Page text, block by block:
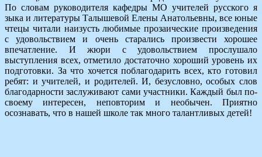
По словам руководителя кафедры МО учителей русского я
зыка и литературы Талышевой Елены Анатольевны, все юные
чтецы читали наизусть любимые прозаические произведения
с удовольствием и очень старались произвести хорошее
впечатление. И жюри с удовольствием прослушало
выступления всех, отметило достаточно хороший уровень их
подготовки. За что хочется поблагодарить всех, кто готовил
ребят: и учителей, и родителей. И, безусловно, особых слов
благодарности заслуживают сами участники. Каждый был по-
своему интересен, неповторим и необычен. Приятно
осознавать, что в нашей школе так много талантливых детей!